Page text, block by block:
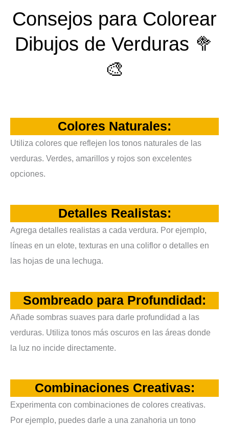
Consejos para Colorear
Dibujos de Verduras 🥦
🎨
Colores Naturales:
Utiliza colores que reflejen los tonos naturales de las
verduras. Verdes, amarillos y rojos son excelentes
opciones.
Detalles Realistas:
Agrega detalles realistas a cada verdura. Por ejemplo,
líneas en un elote, texturas en una coliflor o detalles en
las hojas de una lechuga.
Sombreado para Profundidad:
Añade sombras suaves para darle profundidad a las
verduras. Utiliza tonos más oscuros en las áreas donde
la luz no incide directamente.
Combinaciones Creativas:
Experimenta con combinaciones de colores creativas.
Por ejemplo, puedes darle a una zanahoria un tono